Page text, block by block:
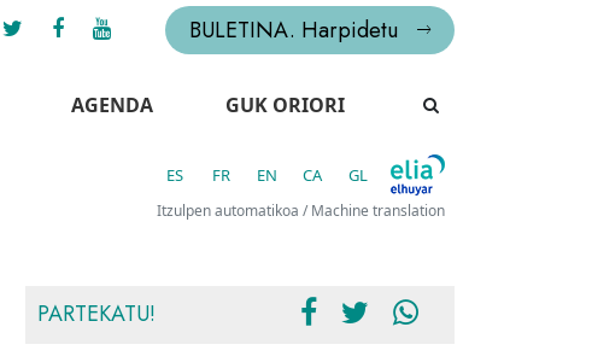
BULETINA. Harpidetu
AGENDA GUK ORIORI
ES FR EN CA GL
Itzulpen automatikoa / Machine translation
PARTEKATU!